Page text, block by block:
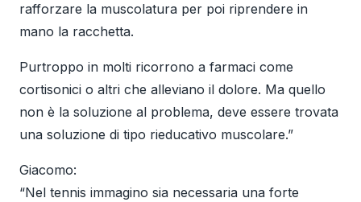
rafforzare la muscolatura per poi riprendere in
mano la racchetta.
Purtroppo in molti ricorrono a farmaci come
cortisonici o altri che alleviano il dolore. Ma quello
non è la soluzione al problema, deve essere trovata
una soluzione di tipo rieducativo muscolare.”
Giacomo:
“Nel tennis immagino sia necessaria una forte